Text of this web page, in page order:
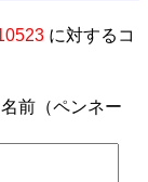
に対するコ
前（ペンネー